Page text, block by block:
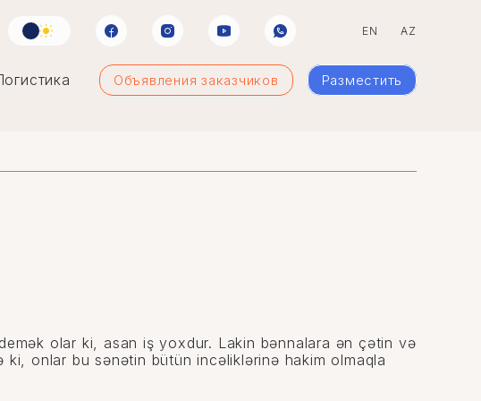
EN AZ
Объявления заказчиков Разместить
olar ki, asan iş yoxdur. Lakin bənnalara ən çətin və
ki, onlar bu sənətin bütün incəliklərinə hakim olmaqla